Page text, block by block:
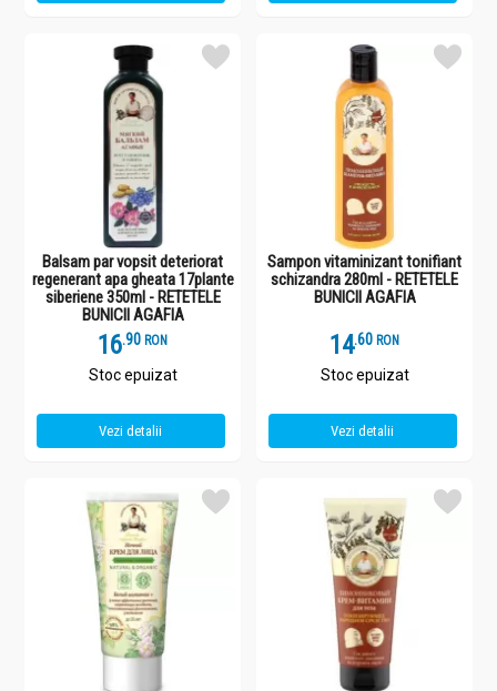
Balsam par vopsit deteriorat
regenerant apa gheata 17plante
siberiene 350ml - RETETELE
BUNICII AGAFIA
16.9 RON
Stoc epuizat
Vezi detalii
Sampon vitaminizant tonifiant
schizandra 280ml - RETETELE
BUNICII AGAFIA
14.6 RON
Stoc epuizat
Vezi detalii